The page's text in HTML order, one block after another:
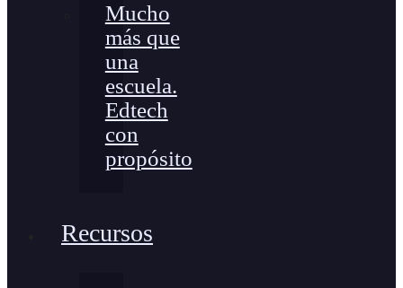
Mucho
más que
una
escuela.
Edtech
con
propósito
Recursos